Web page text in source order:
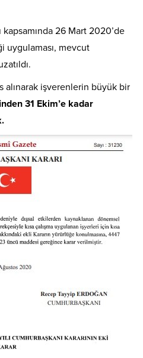
kapsamında 26 Mart 2020’de
uygulaması, mevcut
alınarak işverenlerin büyük bir
31 Ekim’e kadar